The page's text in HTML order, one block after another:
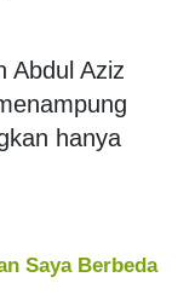
Abdul Aziz
hanya
Saya Berbeda